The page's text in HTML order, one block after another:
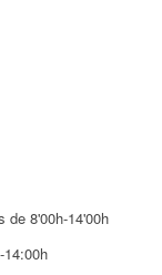
de 8'00h-14'00h